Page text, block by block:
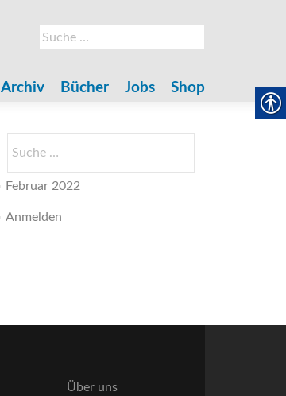
Suche
nach:
Archiv Bücher Jobs Shop
nach:
Februar 2022
Anmelden
Über uns